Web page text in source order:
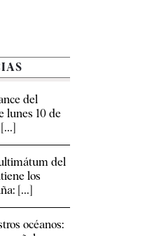
del
lunes 10 de
del
los
[...]
océanos: